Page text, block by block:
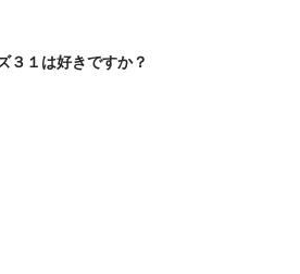
３１は好きですか？